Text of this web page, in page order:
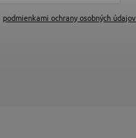
podmienkami ochrany osobných údajov